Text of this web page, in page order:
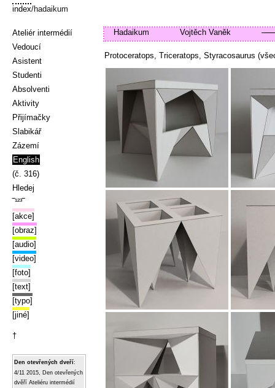
index/hadaikum
Ateliér intermédií
Vedoucí
Asistent
Studenti
Absolventi
Aktivity
Přijímačky
Slabikář
Zázemí
English
(č. 316)
Hledej
‾¹²³‾
[akce]
[obraz]
[audio]
[video]
[foto]
[text]
[typo]
[jiné]
†
Den otevřených dveří:
4/11 2015, Den otevřených
dvěří Ateliéru intermédií
Hadaikum Vojtěch Vaněk
Protoceratops, Triceratops, Styracosaurus